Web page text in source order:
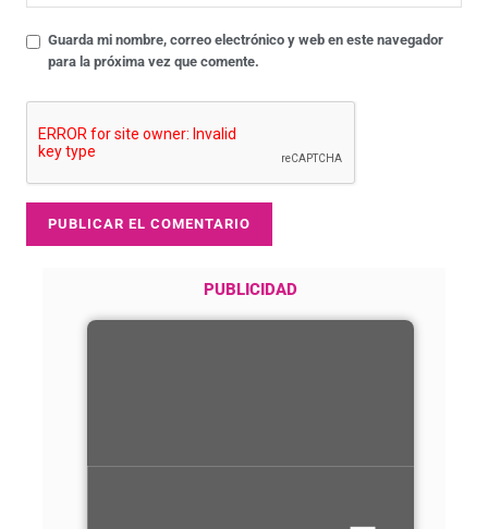
Guarda mi nombre, correo electrónico y web en este navegador
para la próxima vez que comente.
PUBLICIDAD